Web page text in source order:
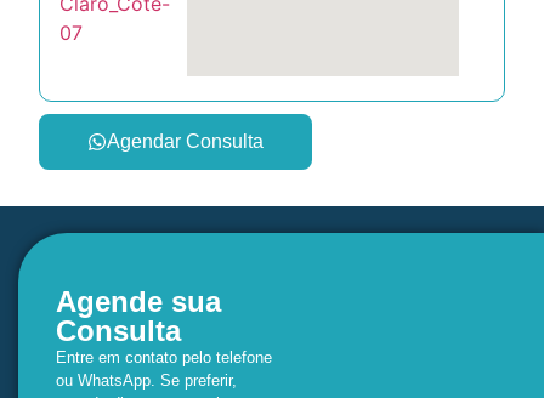
Agendar Consulta
Agende sua
Consulta
Entre em contato pelo telefone
ou WhatsApp. Se preferir,